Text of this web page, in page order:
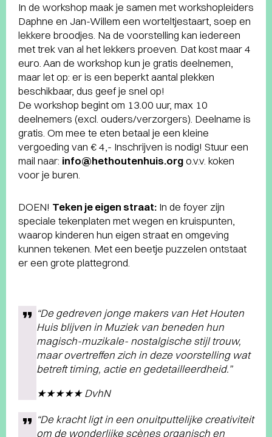
In de workshop maak je samen met workshopleiders
Daphne en Jan-Willem een worteltjestaart, soep en
lekkere broodjes. Na de voorstelling kan iedereen
met trek van al het lekkers proeven. Dat kost maar 4
euro. Aan de workshop kun je gratis deelnemen,
maar let op: er is een beperkt aantal plekken
beschikbaar, dus geef je snel op!
De workshop begint om 13.00 uur, max 10
deelnemers (excl. ouders/verzorgers). Deelname is
gratis. Om mee te eten betaal je een kleine
vergoeding van € 4,- Inschrijven is nodig! Stuur een
mail naar: info@hethoutenhuis.orgo.v.v. koken
voor je buren.
DOEN! Teken je eigen straat: In de foyer zijn
speciale tekenplaten met wegen en kruispunten,
waarop kinderen hun eigen straat en omgeving
kunnen tekenen. Met een beetje puzzelen ontstaat
er een grote plattegrond.
“De gedreven jonge makers van Het Houten
Huis blijven in Muziek van beneden hun
magisch-muzikale- nostalgische stijl trouw,
maar overtreffen zich in deze voorstelling wat
betreft timing, actie en gedetailleerdheid.”
★★★★★ DvhN
“De kracht ligt in een onuitputtelijke creativiteit
om de wonderlijke scènes organisch en